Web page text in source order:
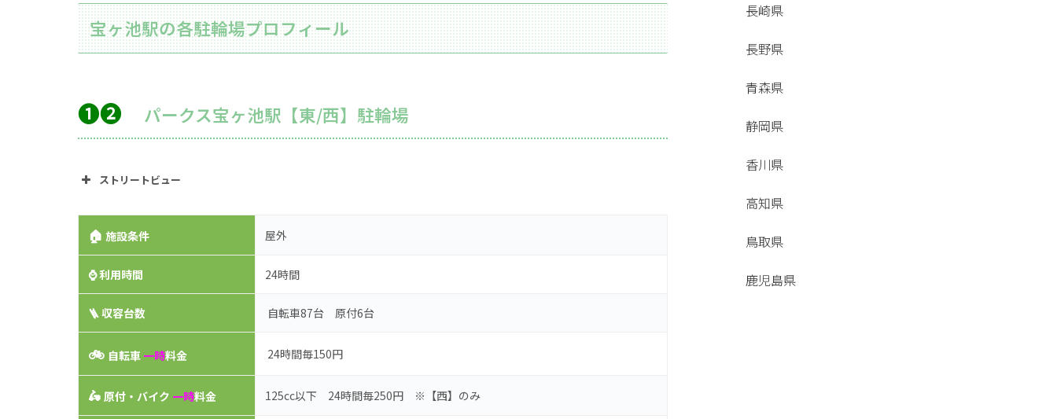
宝ヶ池駅の各駐輪場プロフィール
➊❷ パークス宝ヶ池駅【東/西】駐輪場
ストリートビュー
🏠 施設条件 屋外
⌚利用時間 24時間
🪜 収容台数 自転車87台 原付6台
🚲 自転車 一時料金 24時間毎150円
🛵 原付・バイク 一時料金 125cc以下 24時間毎250円 ※【西】のみ
長崎県
長野県
青森県
静岡県
香川県
高知県
鳥取県
鹿児島県